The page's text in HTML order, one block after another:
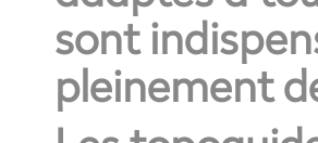
sont
pleinement